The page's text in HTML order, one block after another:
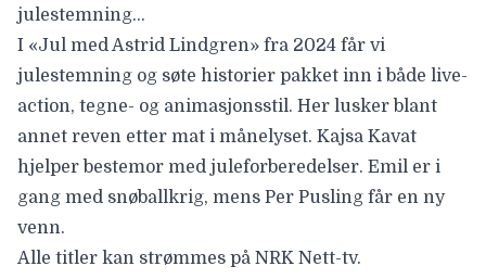
julestemning…
I «Jul med Astrid Lindgren» fra 2024 får vi
julestemning og søte historier pakket inn i både live-
action, tegne- og animasjonsstil. Her lusker blant
annet reven etter mat i månelyset. Kajsa Kavat
hjelper bestemor med juleforberedelser. Emil er i
gang med snøballkrig, mens Per Pusling får en ny
venn.
Alle titler kan strømmes på NRK Nett-tv.